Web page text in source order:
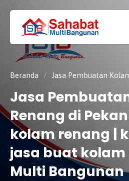
CV.
SAHABAT
MULTI
BANGUNAN
Sahabat
Pembangunan Anda
Beranda / Jasa Pembuatan Kolam Renang di Pekanbaru | kolam
Jasa
Renang di
kolam renang |
jasa buat
Multi Bangunan